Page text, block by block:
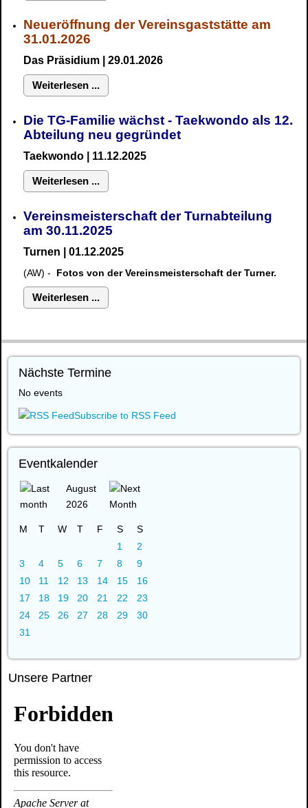
Neueröffnung der Vereinsgaststätte am
31.01.2026
Das Präsidium | 29.01.2026
Weiterlesen ...
Die TG-Familie wächst - Taekwondo als 12.
Abteilung neu gegründet
Taekwondo | 11.12.2025
Weiterlesen ...
Vereinsmeisterschaft der Turnabteilung
am 30.11.2025
Turnen | 01.12.2025
(AW) - Fotos von der Vereinsmeisterschaft der Turner.
Weiterlesen ...
Nächste Termine
No events
Subscribe to RSS Feed
Eventkalender
August
2026
M T W T F S
S
1
2
3
4 5 6 7 8
9
10
11 12 13 14 15
16
17
18 19 20 21 22
23
24
25 26 27 28 29
30
31
Unsere Partner